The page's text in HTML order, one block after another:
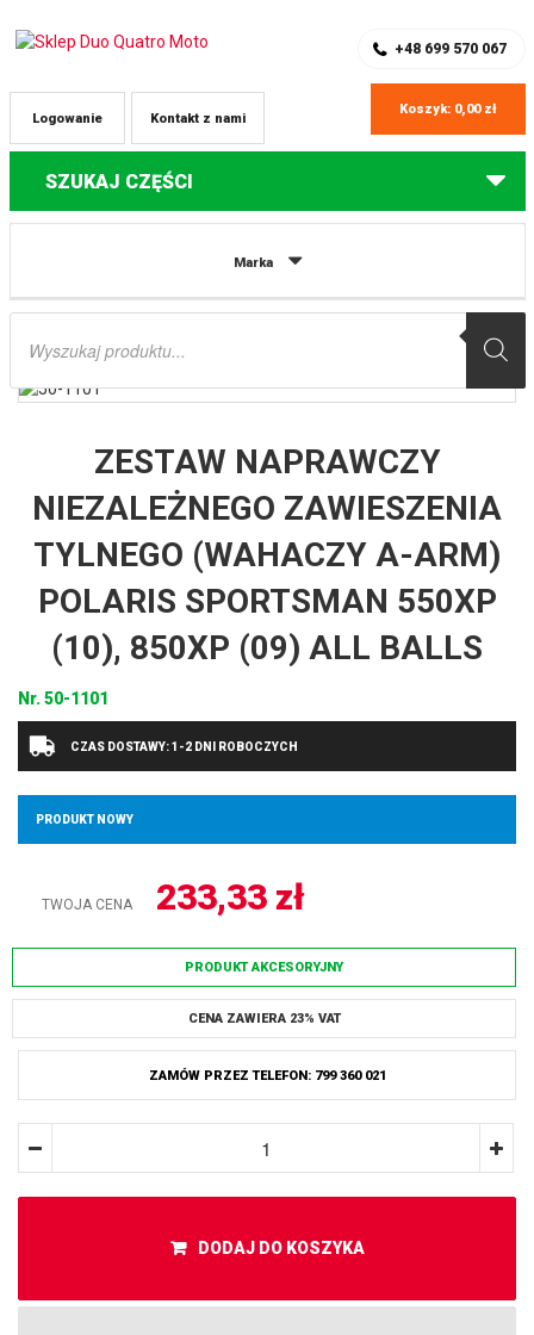
+48 699 570 067
Kontakt z nami
Logowanie
Koszyk: 0,00 zł
SZUKAJ CZĘŚCI
Marka
Wyszukiwarka
Części do quadów Polaris
SPORTSMAN 550XP (10), 850XP (09) ALL BALLS
ZESTAW NAPRAWCZY
NIEZALEŻNEGO ZAWIESZENIA
TYLNEGO (WAHACZY A-ARM)
POLARIS SPORTSMAN 550XP
(10), 850XP (09) ALL BALLS
Nr.50-1101
CZAS DOSTAWY: 1-2 DNI ROBOCZYCH
PRODUKT NOWY
TWOJA CENA 233,33 zł
PRODUKT AKCESORYJNY
CENA ZAWIERA 23% VAT
ZAMÓW PRZEZ TELEFON: 799 360 021
DODAJ DO KOSZYKA